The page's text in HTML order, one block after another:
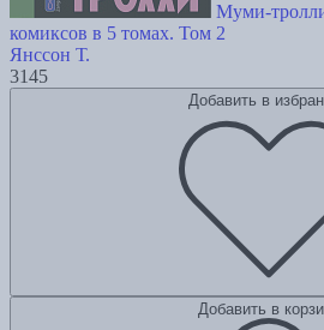
Муми-
комиксов в 5 томах. Том 2
Янссон Т.
3145
Добавить в
Добавить в